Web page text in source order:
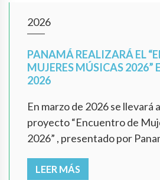
2026
PANAMÁ REALIZARÁ EL
MUJERES MÚSICAS 2026”
2026
En marzo de 2026 se llevará
proyecto “Encuentro de
2026” , presentado por
LEER MÁS